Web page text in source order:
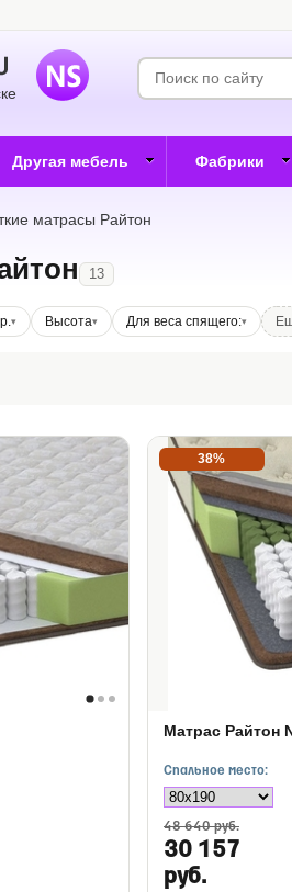
Другая мебель Фабрики
матрасы Райтон
13
Высота Для веса спящего:
38%
Матрас Райтон
Спальное место:
48 640 руб.
30 157
руб.